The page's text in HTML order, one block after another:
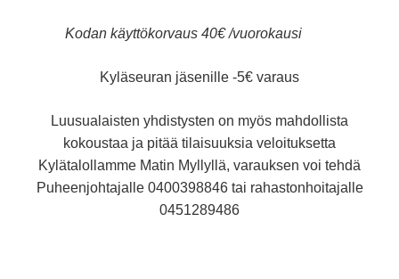
Kodan käyttökorvaus 40€ /vuorokausi
Kyläseuran jäsenille -5€ varaus
Luusualaisten yhdistysten on myös mahdollista
kokoustaa ja pitää tilaisuuksia veloituksetta
Kylätalollamme Matin Myllyllä, varauksen voi tehdä
Puheenjohtajalle 0400398846 tai rahastonhoitajalle
0451289486